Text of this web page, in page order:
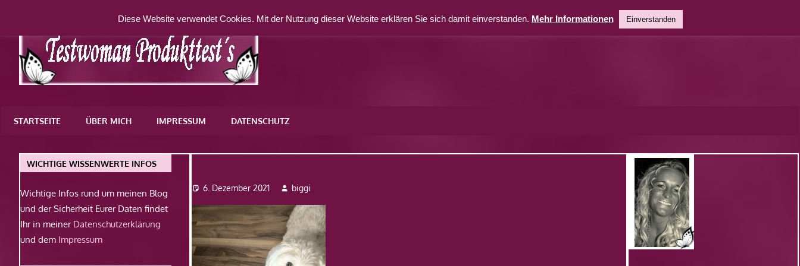
springen
WordPress-
STARTSEITE ÜBER MICH IMPRESSUM DATENSCHUTZ
6. Dezember 2021 biggi
WICHTIGE WISSENWERTE INFOS
Wichtige Infos rund um meinen Blog
und der Sicherheit Eurer Daten findet
Ihr in meiner Datenschutzerklärung
und dem Impressum
Diese Website verwendet Cookies. Mit der Nutzung dieser Website erklären Sie sich damit einverstanden. Mehr Informationen Einverstanden